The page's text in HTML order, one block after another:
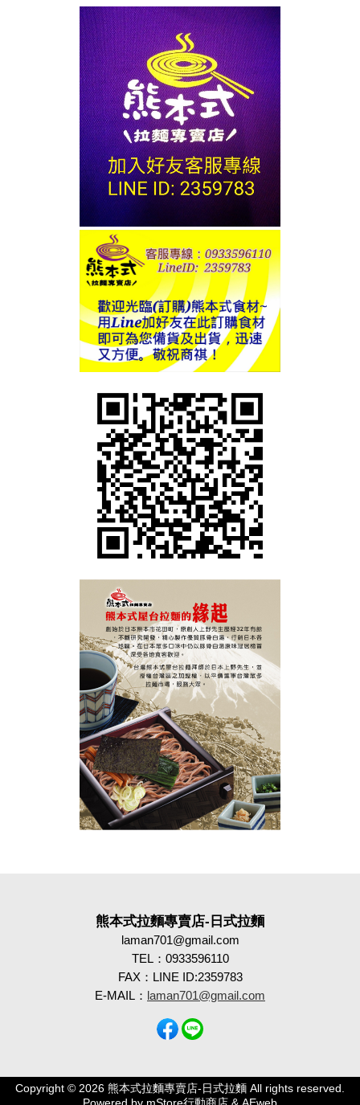
熊本式拉麵專賣店-日式拉麵
laman701@gmail.com
TEL：0933596110
FAX：LINE ID:2359783
E-MAIL： laman701@gmail.com
Copyright © 2026 熊本式拉麵專賣店-日式拉麵 All rights reserved.